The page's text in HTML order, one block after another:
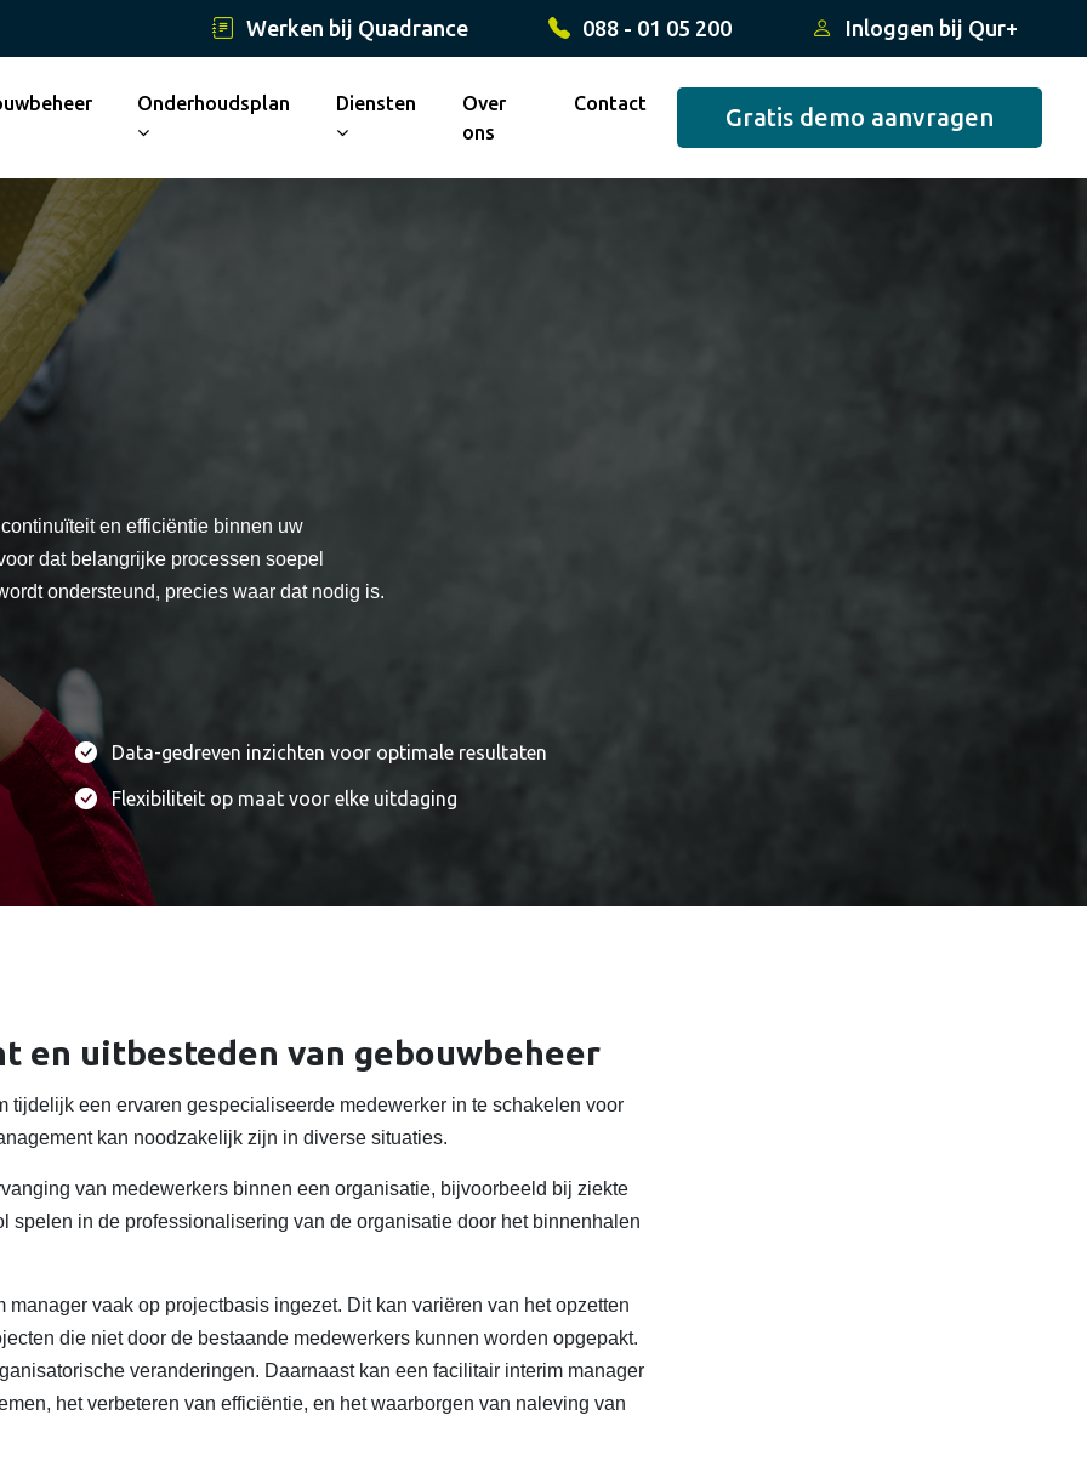
Werken bij Quadrance 088 - 01 05 200 Inloggen bij Qur+
Onderhoudsplan Diensten
Over
ons
Contact Gratis demo aanvragen
en efficiëntie binnen uw
dat belangrijke processen soepel
ondersteund, precies waar dat nodig is.
Data-gedreven inzichten voor optimale resultaten
Flexibiliteit op maat voor elke uitdaging
en uitbesteden van gebouwbeheer
tijdelijk een ervaren gespecialiseerde medewerker in te schakelen voor
kan noodzakelijk zijn in diverse situaties.
van medewerkers binnen een organisatie, bijvoorbeeld bij ziekte
spelen in de professionalisering van de organisatie door het binnenhalen
vaak op projectbasis ingezet. Dit kan variëren van het opzetten
die niet door de bestaande medewerkers kunnen worden opgepakt.
veranderingen. Daarnaast kan een facilitair interim manager
het verbeteren van efficiëntie, en het waarborgen van naleving van